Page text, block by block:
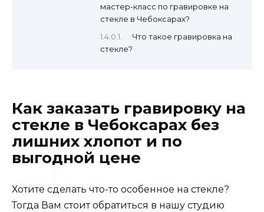
мастер-класс по гравировке на
стекле в Чебоксарах?
Что такое гравировка на
стекле?
Как заказать гравировку на
стекле в Чебоксарах без
лишних хлопот и по
выгодной цене
Хотите сделать что-то особенное на стекле?
Тогда Вам стоит обратиться в нашу студию